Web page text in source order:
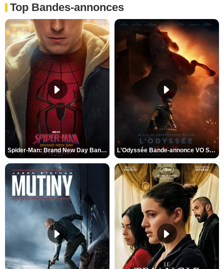
Top Bandes-annonces
Spider-Man: Brand New Day Bande-annonce VO STFR L'Odyssée Bande-annonce VO STFR